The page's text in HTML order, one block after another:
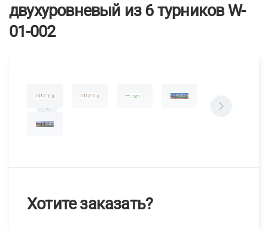
двухуровневый из 6 турников W-
01-002
Хотите заказать?